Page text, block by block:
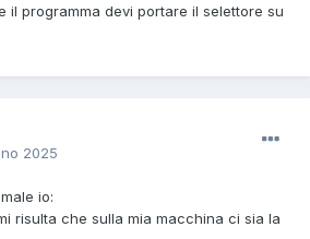
il programma devi portare il selettore su
2025
io:
risulta che sulla mia macchina ci sia la